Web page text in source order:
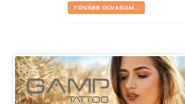
TOVÁBB OLVASOM...